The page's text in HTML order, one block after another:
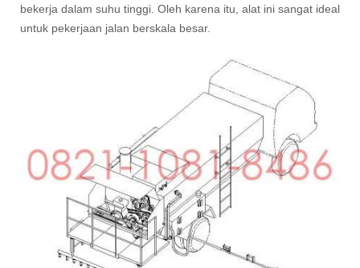
bekerja dalam suhu tinggi. Oleh karena itu, alat ini sangat ideal
untuk pekerjaan jalan berskala besar.